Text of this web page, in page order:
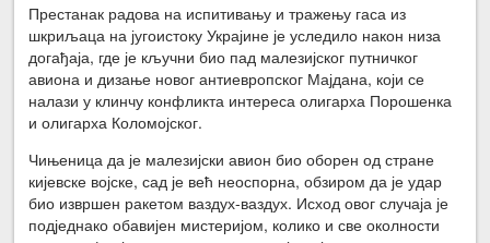
Престанак радова на испитивању и тражењу гаса из
шкриљаца на југоистоку Украјине је уследило након низа
догађаја, где је кључни био пад малезијског путничког
авиона и дизање новог антиевропског Мајдана, који се
налази у клинчу конфликта интереса олигарха Порошенка
и олигарха Коломојског.
Чињеница да је малезијски авион био оборен од стране
кијевске војске, сад је већ неоспорна, обзиром да је удар
био извршен ракетом ваздух-ваздух. Исход овог случаја је
подједнако обавијен мистеријом, колико и све околности